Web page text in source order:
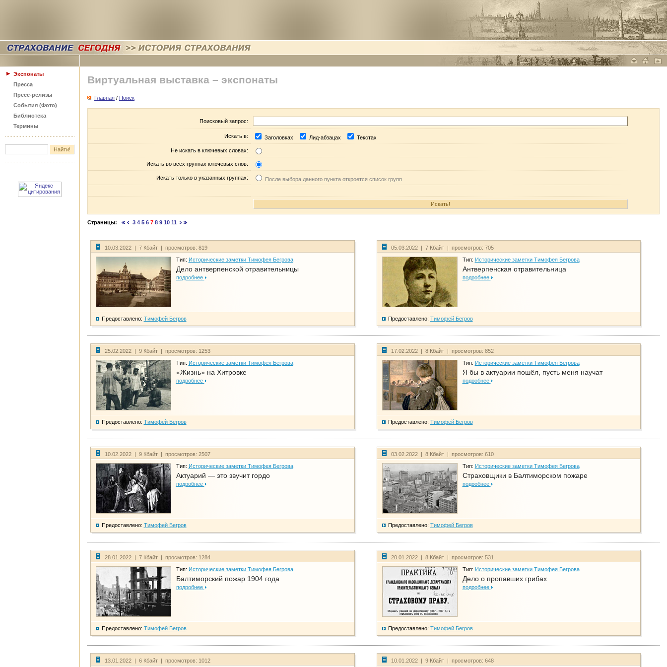
Экспонаты
Пресса
Пресс-релизы
События (Фото)
Библиотека
Термины
Виртуальная выставка – экспонаты
Главная / Поиск
Поисковый запрос:
Искать в: Заголовках Лид-абзацах Текстах
Не искать в ключевых словах:
Искать во всех группах ключевых слов:
Искать только в указанных группах: После выбора данного пункта откроется список групп
Страницы: 3 4 5 6 7 8 9 10 11
10.03.2022 | 7 Кбайт | просмотров: 819
Тип: Исторические заметки Тимофея Бегрова
Дело антверпенской отравительницы
подробнее
Предоставлено: Тимофей Бегров
05.03.2022 | 7 Кбайт | просмотров: 705
Тип: Исторические заметки Тимофея Бегрова
Антверпенская отравительница
подробнее
Предоставлено: Тимофей Бегров
25.02.2022 | 9 Кбайт | просмотров: 1253
Тип: Исторические заметки Тимофея Бегрова
«Жизнь» на Хитровке
подробнее
Предоставлено: Тимофей Бегров
17.02.2022 | 8 Кбайт | просмотров: 852
Тип: Исторические заметки Тимофея Бегрова
Я бы в актуарии пошёл, пусть меня научат
подробнее
Предоставлено: Тимофей Бегров
10.02.2022 | 9 Кбайт | просмотров: 2507
Тип: Исторические заметки Тимофея Бегрова
Актуарий — это звучит гордо
подробнее
Предоставлено: Тимофей Бегров
03.02.2022 | 8 Кбайт | просмотров: 610
Тип: Исторические заметки Тимофея Бегрова
Страховщики в Балтиморском пожаре
подробнее
Предоставлено: Тимофей Бегров
28.01.2022 | 7 Кбайт | просмотров: 1284
Тип: Исторические заметки Тимофея Бегрова
Балтиморский пожар 1904 года
подробнее
Предоставлено: Тимофей Бегров
20.01.2022 | 8 Кбайт | просмотров: 531
Тип: Исторические заметки Тимофея Бегрова
Дело о пропавших грибах
подробнее
Предоставлено: Тимофей Бегров
13.01.2022 | 6 Кбайт | просмотров: 1012 10.01.2022 | 9 Кбайт | просмотров: 648